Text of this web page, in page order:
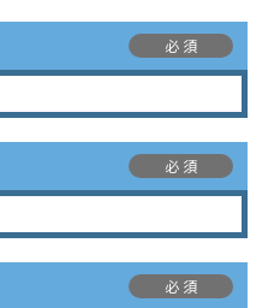
必 須
必 須
必 須